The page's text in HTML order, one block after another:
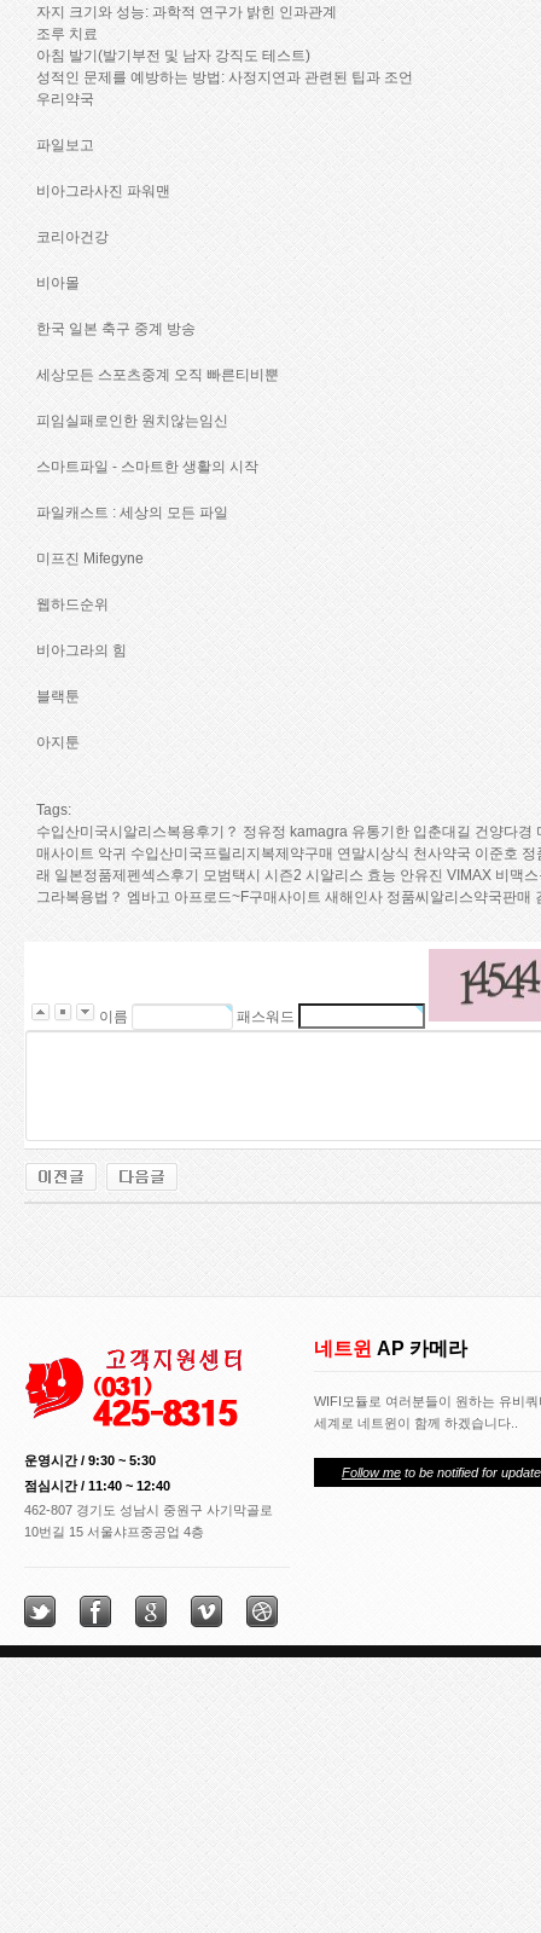
자지 크기와 성능: 과학적 연구가 밝힌 인과관계
조루 치료
아침 발기(발기부전 및 남자 강직도 테스트)
성적인 문제를 예방하는 방법: 사정지연과 관련된 팁과 조언
우리약국
파일보고
비아그라사진 파워맨
코리아건강
비아몰
한국 일본 축구 중계 방송
세상모든 스포츠중계 오직 빠른티비뿐
피임실패로인한 원치않는임신
스마트파일 - 스마트한 생활의 시작
파일캐스트 : 세상의 모든 파일
미프진 Mifegyne
웹하드순위
비아그라의 힘
블랙툰
아지툰
Tags:
수입산미국시­알리스복용후기？ 정유정 kamagra 유통기한 입춘대길 건양다경
매사이트 악귀 수입산미국프­릴리지복제약구매 연말시상식 천사약국 이준호 정
래 일본정품제펜섹스후기 모범택시 시즌2 시알리스 효능 안유진 VIMAX 비맥
그라복용법？ 엠바고 아프로드~F구매사이트 새해인사 정품씨­알리스약국판매
이름 패스워드
운영시간 / 9:30 ~ 5:30
점심시간 / 11:40 ~ 12:40
462-807 경기도 성남시 중원구 사기막골로
10번길 15 서울샤프중공업 4층
네트윈 AP 카메라
WIFI모듈로 여러분들이 원하는 유비
세계로 네트윈이 함께 하겠습니다..
Follow me to be notified for